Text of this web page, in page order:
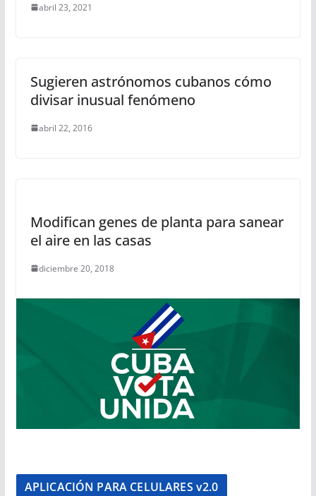
abril 23, 2021
Sugieren astrónomos cubanos cómo
divisar inusual fenómeno
abril 22, 2016
Modifican genes de planta para sanear
el aire en las casas
diciembre 20, 2018
APLICACIÓN PARA CELULARES v2.0